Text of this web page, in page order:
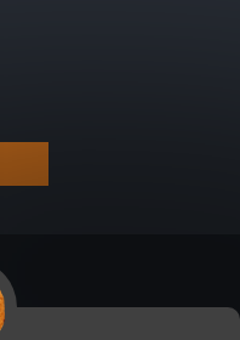
práva vyhradené.